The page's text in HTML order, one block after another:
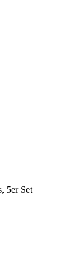
5er Set